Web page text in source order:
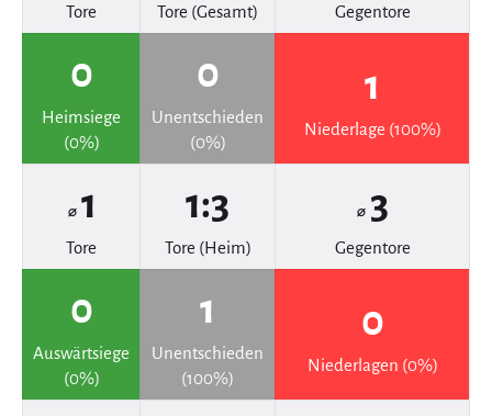
Tore Tore (Gesamt) Gegentore
0
Heimsiege
(0%)
0
Unentschieden
(0%)
1
Niederlage (100%)
⌀ 1
Tore
1:3
Tore (Heim)
⌀ 3
Gegentore
0
Auswärtsiege
(0%)
1
Unentschieden
(100%)
0
Niederlagen (0%)